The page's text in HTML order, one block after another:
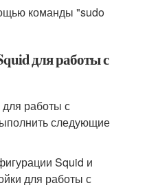
команды "sudo
для работы с
работы с
следующие
Squid и
для работы с